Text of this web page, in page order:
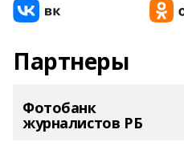
Партнеры
Фотобанк
журналистов РБ